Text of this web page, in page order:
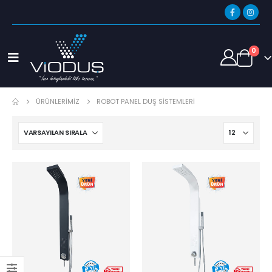
0
ÜRÜNLERIMIZ ROBOT PANEL DUŞ SISTEMLERI